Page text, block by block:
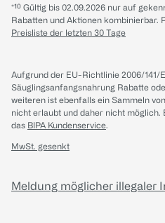
*¹⁰ Gültig bis 02.09.2026 nur auf
Rabatten und Aktionen kombinierbar.
Preisliste der letzten 30 Tage
Aufgrund der EU-Richtlinie 2006/141/
Säuglingsanfangsnahrung Rabatte
weiteren ist ebenfalls ein Sammeln
nicht erlaubt und daher nicht möglich.
das BIPA Kundenservice.
MwSt. gesenkt
Meldung möglicher illegaler